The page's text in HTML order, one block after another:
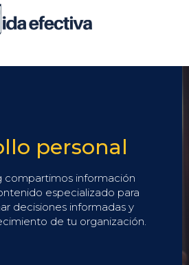
personal
compartimos información
especializado para
decisiones informadas y
de tu organización.